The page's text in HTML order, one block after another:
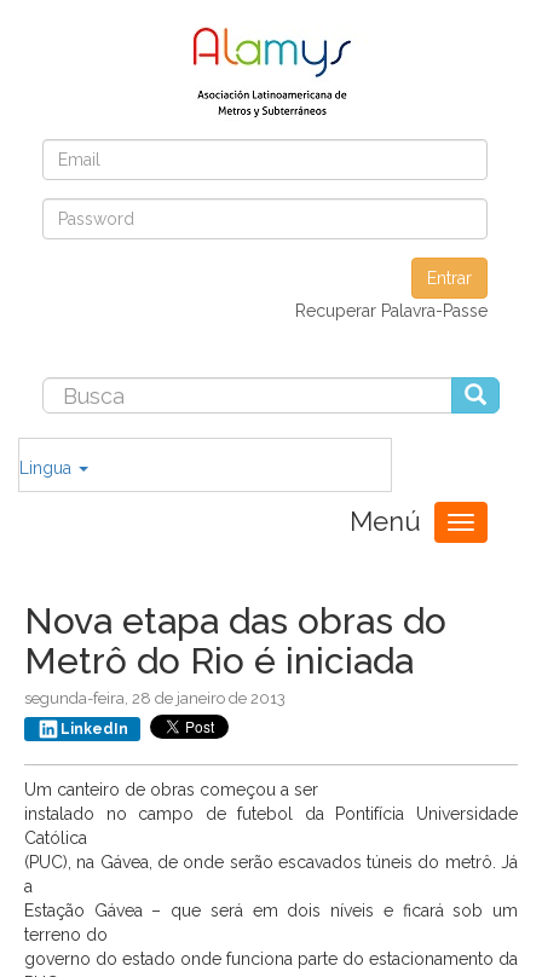
Entrar
Recuperar Palavra-Passe
Lingua
Menú
Toggle
navigation
Nova etapa das obras do
Metrô do Rio é iniciada
segunda-feira, 28 de janeiro de 2013
LinkedIn
Um canteiro de obras começou a ser
instalado no campo de futebol da Pontifícia Universidade
Católica
(PUC), na Gávea, de onde serão escavados túneis do metrô. Já
a
Estação Gávea – que será em dois níveis e ficará sob um
terreno do
governo do estado onde funciona parte do estacionamento da